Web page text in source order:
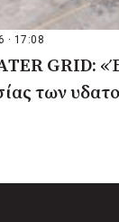
· 17:08
GRID:
των